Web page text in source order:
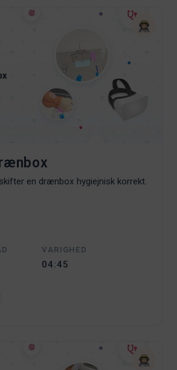
en drænbox hygiejnisk korrekt.
VARIGHED
04:45